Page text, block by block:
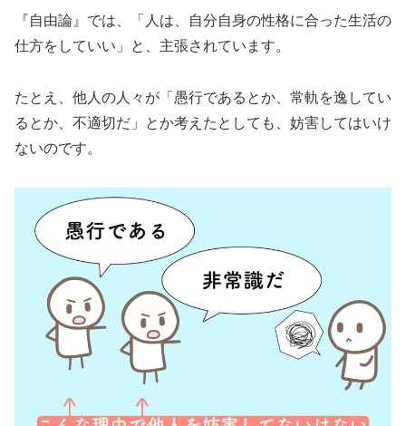
『自由論』では、「人は、自分自身の性格に合った生活の
仕方をしていい」と、主張されています。
たとえ、他人の人々が「愚行であるとか、常軌を逸してい
るとか、不適切だ」とか考えたとしても、妨害してはいけ
ないのです。